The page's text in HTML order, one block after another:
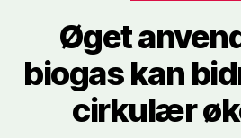
Øget
biogas kan
cirkulær